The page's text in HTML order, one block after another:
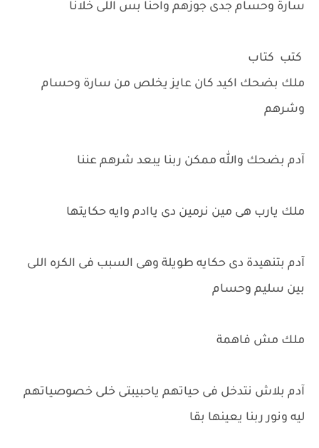
سارة وحسام جدى جوزهم واحنا بس اللى خلانا
كتب كتاب
ملك بضحك اكيد كان عايز يخلص من سارة وحسام
وشرهم
آدم بضحك والله ممكن ربنا يبعد شرهم عننا
ملك يارب هى مين نرمين دى ياادم وايه حكايتها
آدم بتنهيدة دى حكايه طويلة وهى السبب فى الكره اللى
بين سليم وحسام
ملك مش فاهمة
آدم بلاش نتدخل فى حياتهم ياحبيبتى خلى خصوصياتهم
ليه ونور ربنا يعينها بقا